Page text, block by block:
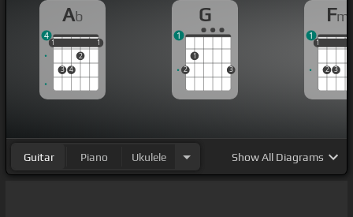
Ab
1
3 4
2
1
1 1
4
G
2
1
3
1
Fm
1
2 3
1
1
Guitar Piano Ukulele ShowAll Diagrams